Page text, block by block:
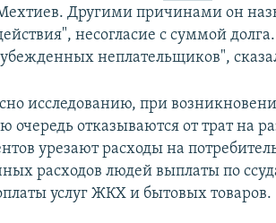
Другими причинами он
несогласие с суммой
неплательщиков",
исследованию, при
очередь отказываются от трат на
урезают расходы на
расходов людей выплаты по
услуг ЖКХ и бытовых товаров.